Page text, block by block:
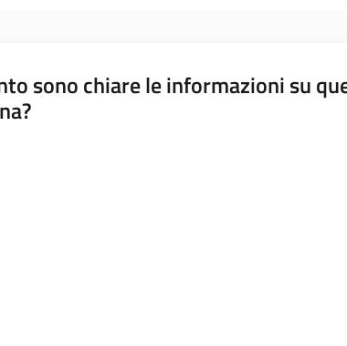
sono chiare le informazioni su